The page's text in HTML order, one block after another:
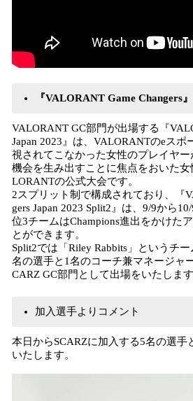
『VALORANT Game Changers
VALORANT GC部門が出場する『
Japan 2023』は、VALORANTのeスポ
視されてこなかった女性のプレイヤ
機会を生み出すことに焦点をおいた
LORANTの公式大会です。
2スプリット制で構成されており、『
gers Japan 2023 Split2』は、9/9から
位3チームはChampions進出をかけた
とができます。
Split2では「Riley Rabbits」というチ
名の選手と1名のコーチ兼マネージャ
CARZ GC部門として出場をいたします
加入選手よりコメント
本日からSCARZに加入する5名の選手
いたします。